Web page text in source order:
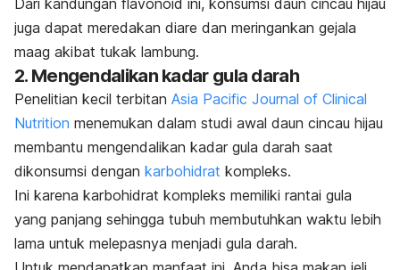
juga dapat meredakan diare dan meringankan gejala
maag akibat tukak lambung.
2. Mengendalikan kadar gula darah
Penelitian kecil terbitan Asia Pacific Journal of Clinical
Nutrition menemukan dalam studi awal daun cincau hijau
membantu mengendalikan kadar gula darah saat
dikonsumsi dengan karbohidrat kompleks.
Ini karena karbohidrat kompleks memiliki rantai gula
yang panjang sehingga tubuh membutuhkan waktu lebih
lama untuk melepasnya menjadi gula darah.